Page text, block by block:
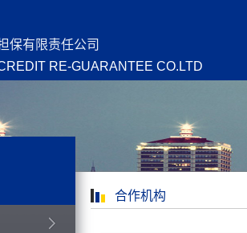
保有限责任公司
RE-GUARANTEE CO.LTD
合作机构